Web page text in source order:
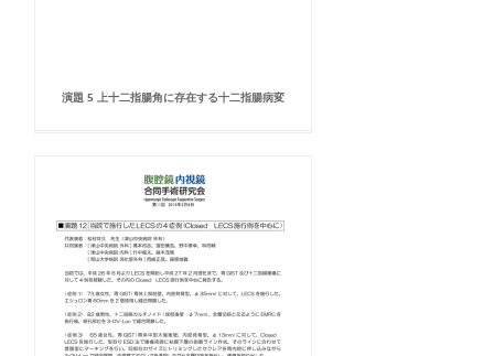
演題 5 上十二指腸角に存在する十二指腸病変